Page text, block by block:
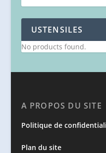
USTENSILES
No products found.
A PROPOS DU SITE
Politique de
Plan du site